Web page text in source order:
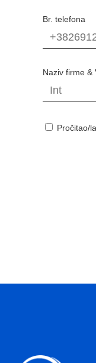
Br. telefona
Naziv firme &
Pročitao/